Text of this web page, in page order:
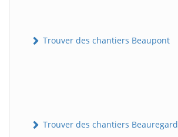
Trouver des chantiers Beaupont
Trouver des chantiers Beauregard